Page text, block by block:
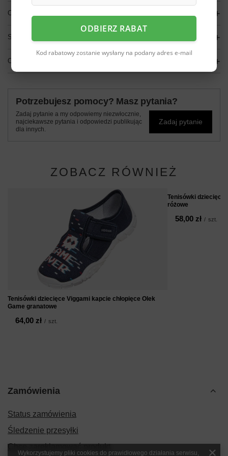
OPIS
SZCZEGÓŁOWE DANE
OPINIE
Potrzebujesz pomocy? Masz pytania?
Zadaj pytanie a my odpowiemy niezwłocznie,
najciekawsze pytania i odpowiedzi publikując
dla innych.
Zadaj pytanie
ZOBACZ RÓWNIEŻ
Tenisówki dziecięce Viggami kapcie chłopięce Olek
Game granatowe
64,00 zł / szt.
Tenisówki dziecięce
różowe
58,00 zł / szt.
Zamówienia
Status zamówienia
Śledzenie przesyłki
Chcę zareklamować produkt
ODBIERZ RABAT
Kod rabatowy zostanie wysłany na podany adres e-mail
Wykorzystujemy pliki cookies do prawidłowego działania serwisu,